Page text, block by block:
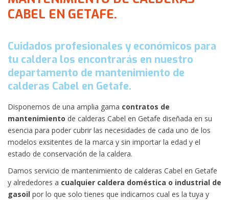
CABEL EN GETAFE.
Cuidados profesionales y económicos para
tu caldera los encontrarás en nuestro
departamento de mantenimiento de
calderas Cabel en Getafe.
Disponemos de una amplia gama contratos de
mantenimiento de calderas Cabel en Getafe diseñada en su
esencia para poder cubrir las necesidades de cada uno de los
modelos exsitentes de la marca y sin importar la edad y el
estado de conservación de la caldera.
Damos servicio de mantenimiento de calderas Cabel en Getafe
y alrededores a cualquier caldera doméstica o industrial de
gasoil por lo que solo tienes que indicarnos cual es la tuya y